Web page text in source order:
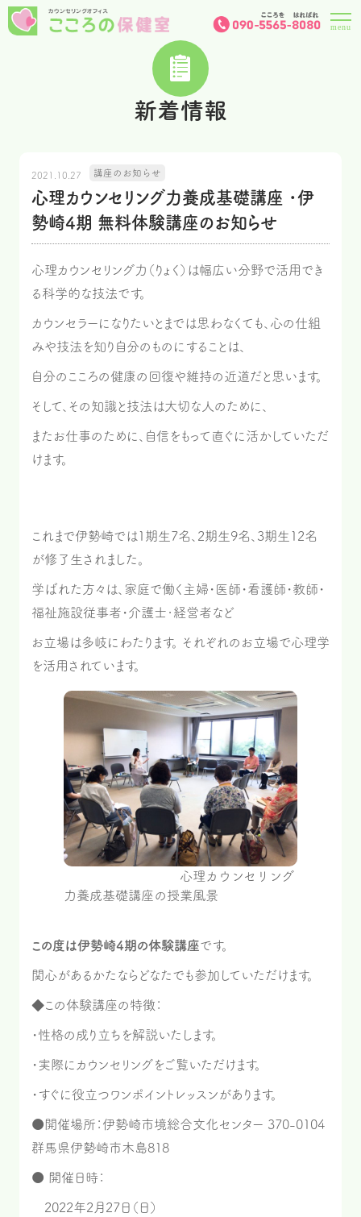
新着情報
2021.10.27 講座のお知らせ
心理カウンセリング力養成基礎講座 ･伊
勢崎4期 無料体験講座のお知らせ
心理カウンセリング力（りょく）は幅広い分野で活用でき
る科学的な技法です。
カウンセラーになりたいとまでは思わなくても、心の仕組
みや技法を知り自分のものにすることは、
自分のこころの健康の回復や維持の近道だと思います。
そして、その知識と技法は大切な人のために、
またお仕事のために、自信をもって直ぐに活かしていただ
けます。
これまで伊勢崎では1期生7名、2期生9名、3期生12名
が修了生されました。
学ばれた方々は、家庭で働く主婦・医師・看護師・教師・
福祉施設従事者・介護士･経営者など
お立場は多岐にわたります。 それぞれのお立場で心理学
を活用されています。
心理カウンセリング
力養成基礎講座の授業風景
この度は伊勢崎4期の体験講座です。
関心があるかたならどなたでも参加していただけます。
◆この体験講座の特徴：
・性格の成り立ちを解説いたします。
・実際にカウンセリングをご覧いただけます。
・すぐに役立つワンポイントレッスンがあります。
●開催場所：伊勢崎市境総合文化センター 370-0104
群馬県伊勢崎市木島818
● 開催日時：
2022年2月27日（日）